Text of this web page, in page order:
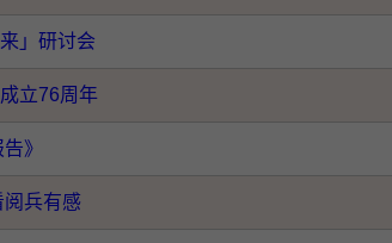
」研讨会
立76周年
》
兵有感